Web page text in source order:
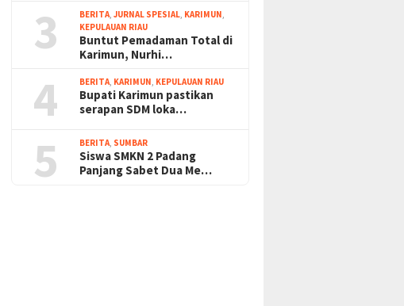
3 BERITA,JURNAL SPESIAL, KARIMUN,
KEPULAUAN RIAU
Buntut Pemadaman Total di
Karimun, Nurhi…
4 BERITA, KARIMUN, KEPULAUAN RIAU
Bupati Karimun pastikan
serapan SDM loka…
5 BERITA, SUMBAR
Siswa SMKN 2 Padang
Panjang Sabet Dua Me…